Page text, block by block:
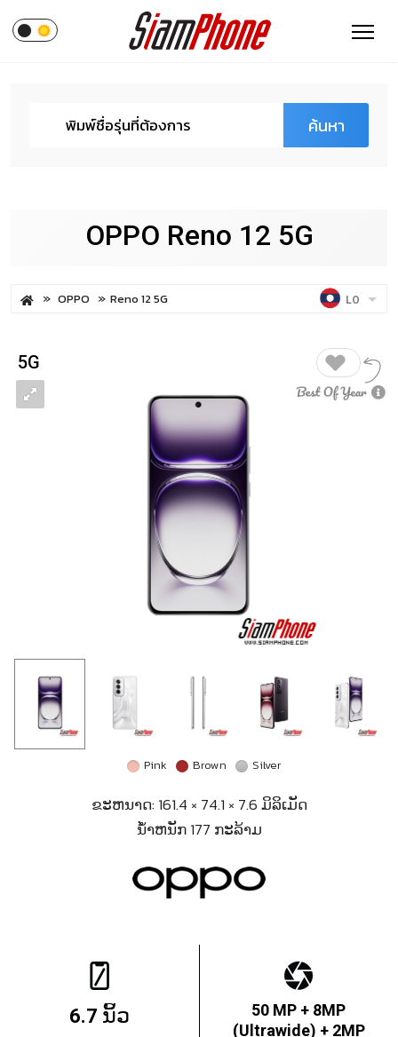
ค้นหา
OPPO Reno 12 5G
OPPO Reno 12 5G LO
5G
Pink Brown Silver
ຂະຫນາດ: 161.4 × 74.1 × 7.6 ມິລິເມັດ
ນ້ຳຫນັກ 177 ກະລ້າມ
6.7 ນິ້ວ
50 MP + 8MP
(Ultrawide) + 2MP